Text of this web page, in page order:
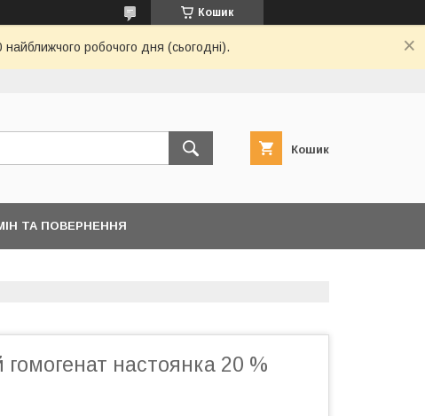
Кошик
робочого дня (сьогодні).
Кошик
ТА ПОВЕРНЕННЯ
гомогенат настоянка 20 %